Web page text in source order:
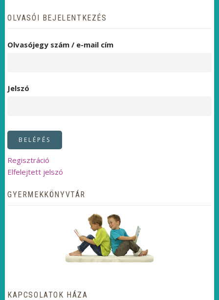
OLVASÓI BEJELENTKEZÉS
Olvasójegy szám / e-mail cím
Jelszó
Regisztráció
Elfelejtett jelszó
GYERMEKKÖNYVTÁR
KAPCSOLATOK HÁZA